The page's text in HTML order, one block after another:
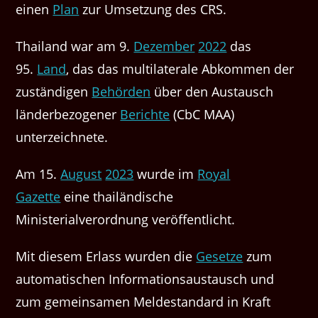
einen Plan zur Umsetzung des CRS.
Thailand war am 9. Dezember 2022 das
95. Land, das das multilaterale Abkommen der
zuständigen Behörden über den Austausch
länderbezogener Berichte (CbC MAA)
unterzeichnete.
Am 15.August 2023 wurde im Royal
Gazette eine thailändische
Ministerialverordnung veröffentlicht.
Mit diesem Erlass wurden die Gesetze zum
automatischen Informationsaustausch und
zum gemeinsamen Meldestandard in Kraft